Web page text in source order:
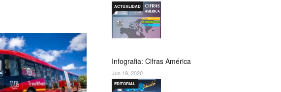
Infografia: Cifras América
ACTUALIDAD
Jun 19, 2020
EDITORIAL